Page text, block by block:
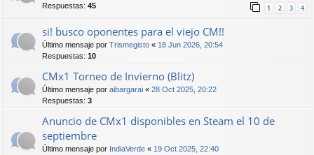
Respuestas: 45 1 2 3 4
si! busco oponentes para el viejo CM!!
Último mensaje por Trismegisto « 18 Jun 2026, 20:54
Respuestas: 10
CMx1 Torneo de Invierno (Blitz)
Último mensaje por aibargarai « 28 Oct 2025, 20:22
Respuestas: 3
Anuncio de CMx1 disponibles en Steam el 10 de
septiembre
Último mensaje por IndiaVerde « 19 Oct 2025, 22:40